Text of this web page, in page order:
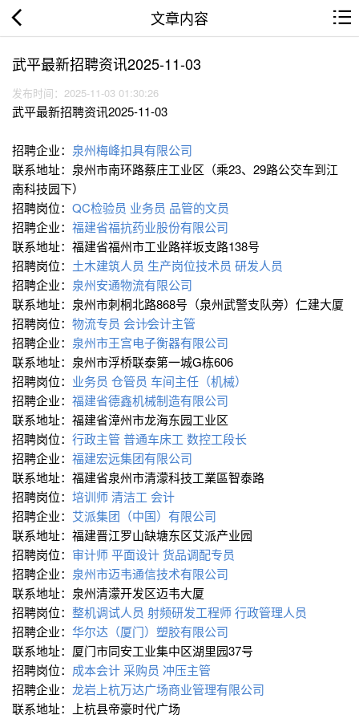
文章内容
武平最新招聘资讯2025-11-03
发布时间：2025-11-03 01:30:26
武平最新招聘资讯2025-11-03
招聘企业： 泉州梅峰扣具有限公司
联系地址：泉州市南环路蔡庄工业区（乘23、29路公交车到江
南科技园下）
招聘岗位： QC检验员 业务员 品管的文员
招聘企业： 福建省福抗药业股份有限公司
联系地址：福建省福州市工业路祥坂支路138号
招聘岗位： 土木建筑人员 生产岗位技术员 研发人员
招聘企业： 泉州安通物流有限公司
联系地址：泉州市刺桐北路868号（泉州武警支队旁）仁建大厦
招聘岗位： 物流专员 会计∕会计主管
招聘企业： 泉州市王宫电子衡器有限公司
联系地址：泉州市浮桥联泰第一城G栋606
招聘岗位： 业务员 仓管员 车间主任（机械）
招聘企业： 福建省德鑫机械制造有限公司
联系地址：福建省漳州市龙海东园工业区
招聘岗位： 行政主管 普通车床工 数控工段长
招聘企业： 福建宏远集团有限公司
联系地址：福建省泉州市清濛科技工業區智泰路
招聘岗位： 培训师清洁工 会计
招聘企业： 艾派集团（中国）有限公司
联系地址：福建晋江罗山缺塘东区艾派产业园
招聘岗位： 审计师平面设计货品调配专员
招聘企业： 泉州市迈韦通信技术有限公司
联系地址：泉州清濛开发区迈韦大厦
招聘岗位： 整机调试人员 射频研发工程师行政管理人员
招聘企业： 华尔达（厦门）塑胶有限公司
联系地址：厦门市同安工业集中区湖里园37号
招聘岗位： 成本会计 采购员 冲压主管
招聘企业： 龙岩上杭万达广场商业管理有限公司
联系地址：上杭县帝豪时代广场